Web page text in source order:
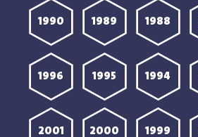
1988
1989
1990
1994
1995
1996
1999
2000
2001